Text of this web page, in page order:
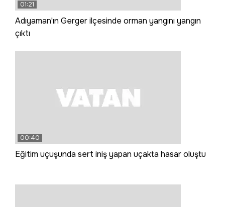
01:21
Adıyaman'ın Gerger ilçesinde orman yangını yangın
çıktı
00:40
Eğitim uçuşunda sert iniş yapan uçakta hasar oluştu